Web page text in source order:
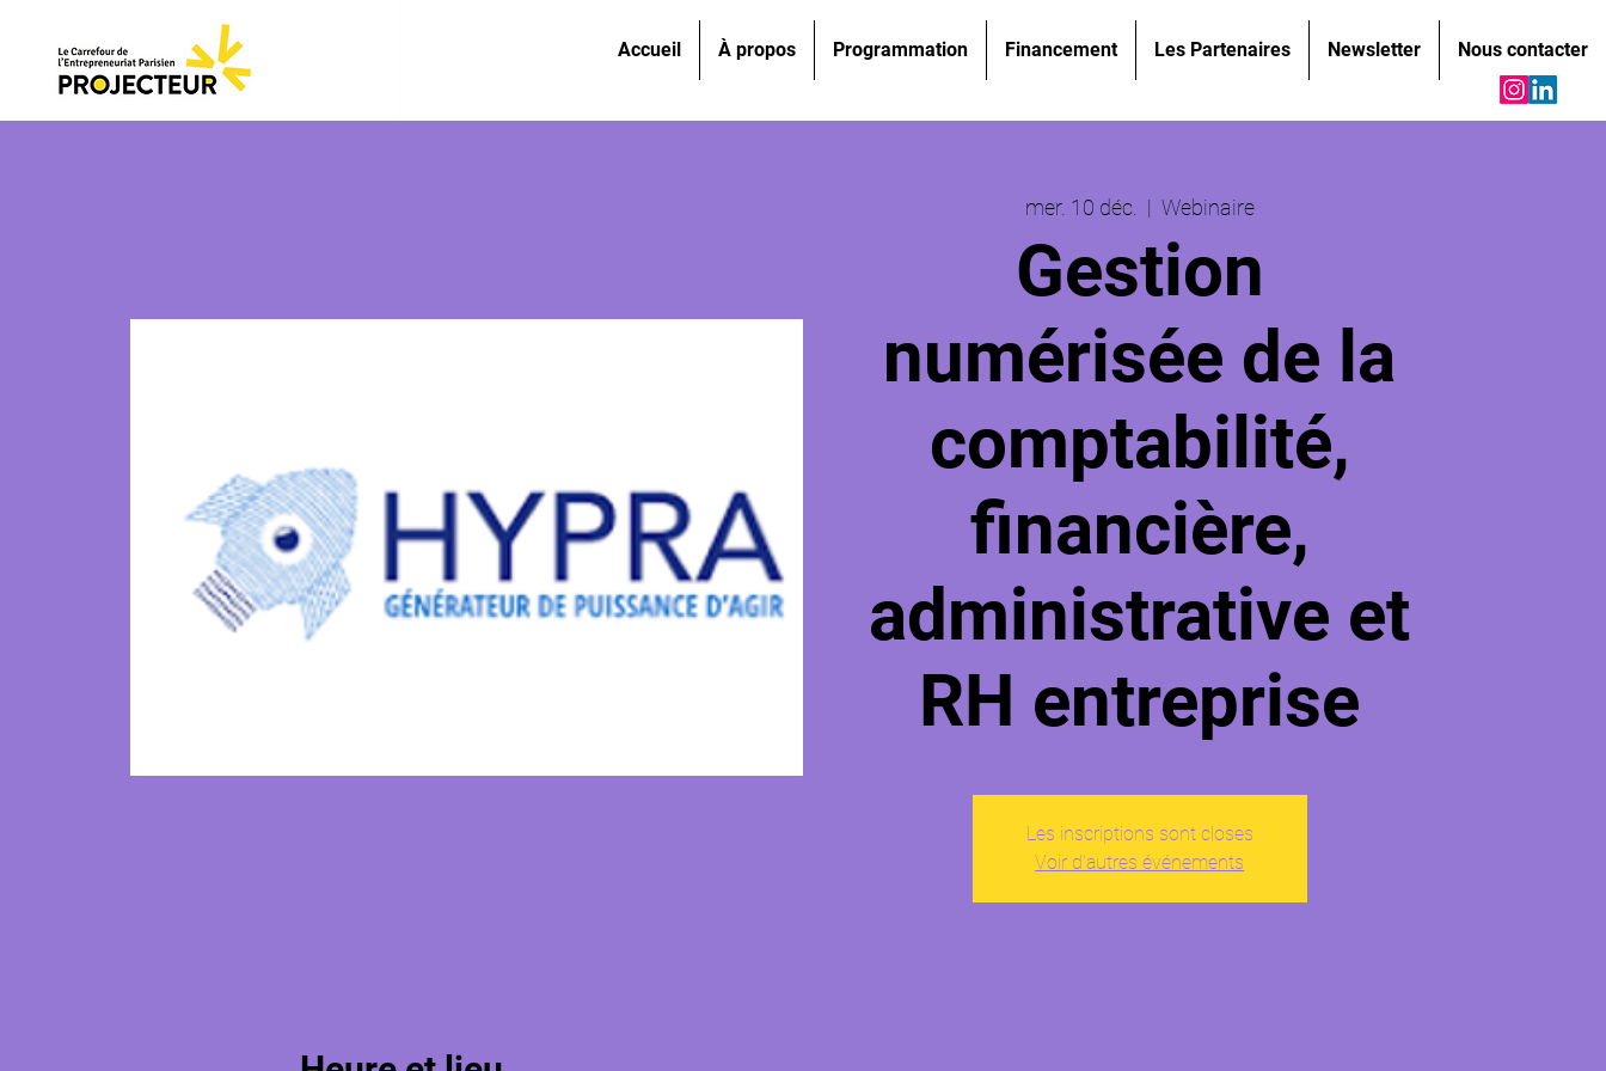
Accueil À propos Programmation Financement Les Partenaires Newsletter Nous contacter
mer. 10 déc.
  |
Webinaire
Gestion
numérisée de la
comptabilité,
financière,
administrative et
RH entreprise
Les inscriptions sont closes
Voir d'autres événements